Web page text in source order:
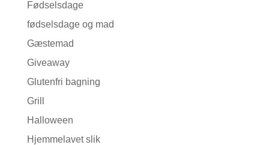
Fødselsdage
fødselsdage og mad
Gæstemad
Giveaway
Glutenfri bagning
Grill
Halloween
Hjemmelavet slik